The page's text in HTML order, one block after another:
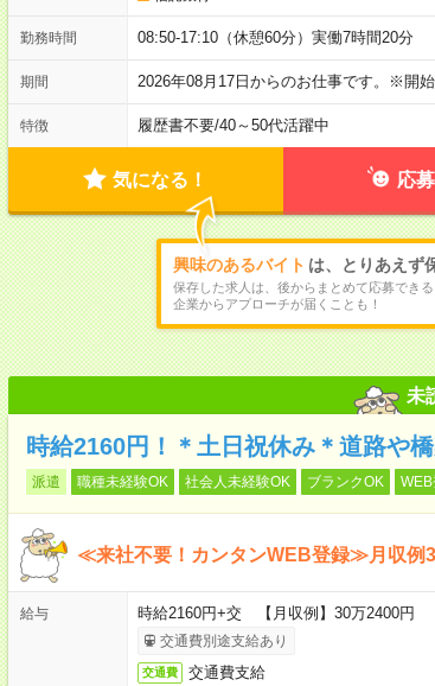
勤務時間 08:50-17:10（休憩60分）実働7時間20分
期間 2026年08月17日からのお仕事です。※開
特徴 履歴書不要/40～50代活躍中
気になる！ 応
興味のあるバイト は、とりあえず
保存した求人は、後からまとめて応募できる
企業からアプローチが届くことも！
未
時給2160円！＊土日祝休み＊道路や
派遣 職種未経験OK 社会人未経験OK ブランクOK
≪来社不要！カンタンWEB登録≫月収例
給与 時給2160円+交 【月収例】30万2400円
交通費別途支給あり
交通費 交通費支給